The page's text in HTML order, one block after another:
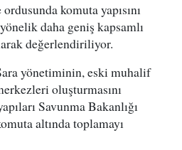
komuta yapısını
daha geniş kapsamlı
değerlendiriliyor.
yönetiminin, eski muhalif
oluşturmasını
Savunma Bakanlığı
altında toplamayı